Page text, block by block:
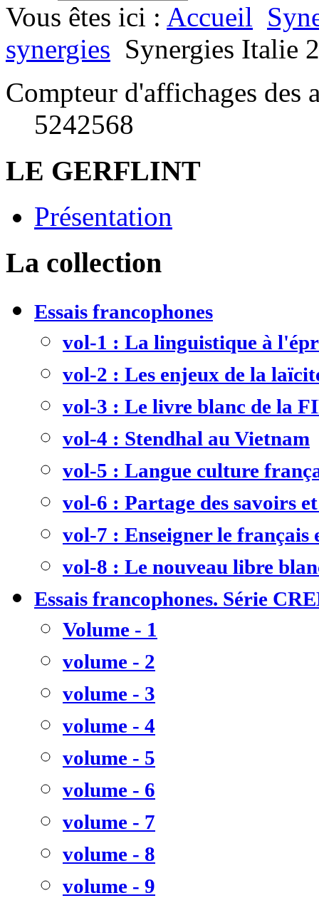
Vous êtes ici : Accueil
synergies Synergies Italie
Compteur d'affichages des
5242568
LE GERFLINT
Présentation
La collection
Essais francophones
vol-1 : La linguistique à
vol-2 : Les enjeux de la
vol-3 : Le livre blanc de la
vol-4 : Stendhal au Vietnam
vol-5 : Langue culture
vol-6 : Partage des savoirs
vol-7 : Enseigner le
vol-8 : Le nouveau libre
Essais francophones. Série
Volume - 1
volume - 2
volume - 3
volume - 4
volume - 5
volume - 6
volume - 7
volume - 8
volume - 9